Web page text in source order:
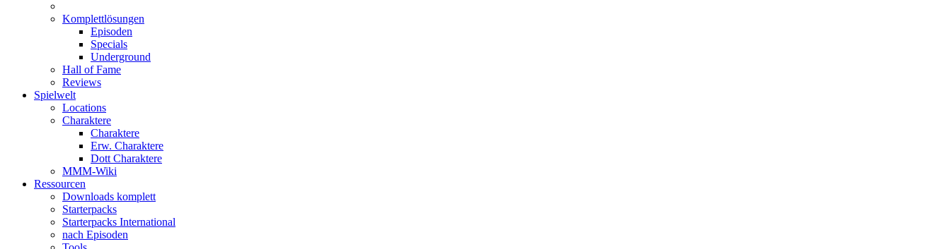
Komplettlösungen
Episoden
Specials
Underground
Hall of Fame
Reviews
Spielwelt
Locations
Charaktere
Charaktere
Erw. Charaktere
Dott Charaktere
MMM-Wiki
Ressourcen
Downloads komplett
Starterpacks
Starterpacks International
nach Episoden